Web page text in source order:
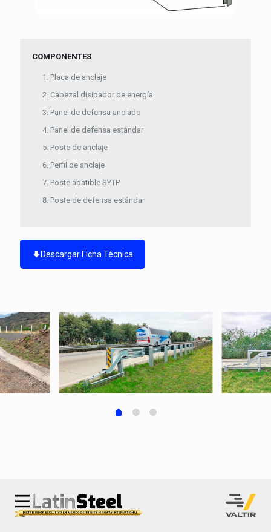
COMPONENTES
Placa de anclaje
Cabezal disipador de energía
Panel de defensa anclado
Panel de defensa estándar
Poste de anclaje
Perfil de anclaje
Poste abatible SYTP
Poste de defensa estándar
Descargar Ficha Técnica